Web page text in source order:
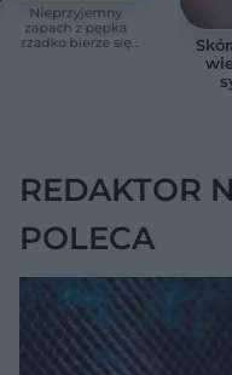
Nieprzyjemny
zapach z pępka
rzadko bierze się
REDAKTOR
POLECA